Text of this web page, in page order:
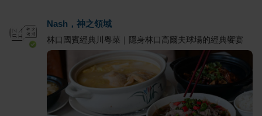
Nash，神之領域
林口國賓經典川粵菜｜隱身林口高爾夫球場的經典饗宴